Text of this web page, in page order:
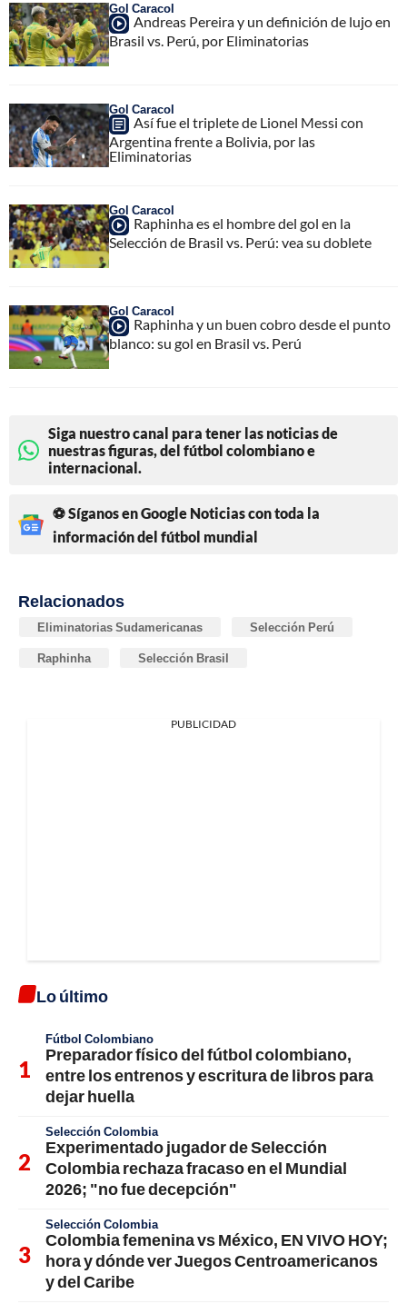
Gol Caracol
Andreas Pereira y un definición de lujo en
Brasil vs. Perú, por Eliminatorias
Gol Caracol
Así fue el triplete de Lionel Messi con
Argentina frente a Bolivia, por las
Eliminatorias
Gol Caracol
Raphinha es el hombre del gol en la
Selección de Brasil vs. Perú: vea su doblete
Gol Caracol
Raphinha y un buen cobro desde el punto
blanco: su gol en Brasil vs. Perú
Siga nuestro canal para tener las noticias de
nuestras figuras, del fútbol colombiano e
internacional.
⚽ Síganos en Google Noticias con toda la
información del fútbol mundial
Relacionados
Eliminatorias Sudamericanas Selección Perú
Raphinha Selección Brasil
PUBLICIDAD
Lo último
Fútbol Colombiano
Preparador físico del fútbol colombiano,
entre los entrenos y escritura de libros para
dejar huella
Selección Colombia
Experimentado jugador de Selección
Colombia rechaza fracaso en el Mundial
2026; "no fue decepción"
Selección Colombia
Colombia femenina vs México, EN VIVO HOY;
hora y dónde ver Juegos Centroamericanos
y del Caribe